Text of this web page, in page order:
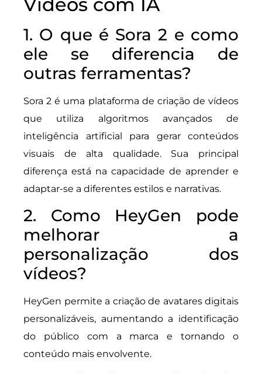
1. O que é Sora 2 e como
ele se diferencia de
outras ferramentas?
Sora 2 é uma plataforma de criação de vídeos
que utiliza algoritmos avançados de
inteligência artificial para gerar conteúdos
visuais de alta qualidade. Sua principal
diferença está na capacidade de aprender e
adaptar-se a diferentes estilos e narrativas.
2. Como HeyGen pode
melhorar a
personalização dos
vídeos?
HeyGen permite a criação de avatares digitais
personalizáveis, aumentando a identificação
do público com a marca e tornando o
conteúdo mais envolvente.